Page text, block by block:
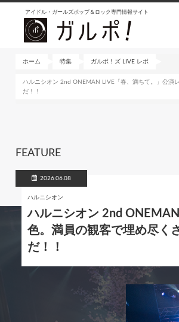
アイドル・ガールズポップ＆ロック専門情報サイト
ホーム 特集 ガルポ！ズ LIVE レポ
ハルニシオン 2nd ONEMAN LIVE「春、満ちて。」公演
だ！！
FEATURE
2026.06.08
ハルニシオン
ハルニシオン 2nd
色。満員の観客で埋め尽く
だ！！